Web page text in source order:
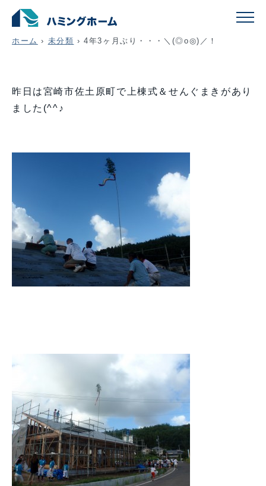
4年3ヶ月ぶり・・・＼(◎o◎)／！
ホーム › 未分類 › 4年3ヶ月ぶり・・・＼(◎o◎)／！
昨日は宮崎市佐土原町で上棟式＆せんぐまきがあり
ました(^^♪